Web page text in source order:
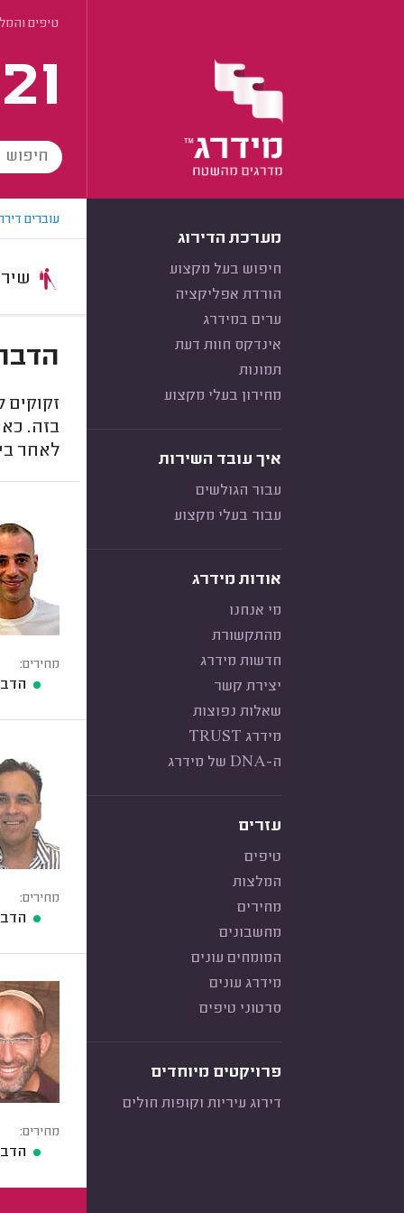
טיפים
מערכת הדירוג
חיפוש בעל מקצוע
הורדת אפליקציה
ערים במידרג
אינדקס חוות דעת
תמונות
מחירון בעלי מקצוע
איך עובד השירות
עבור הגולשים
עבור בעלי מקצוע
אודות מידרג
מי אנחנו
מהתקשורת
חדשות מידרג
יצירת קשר
שאלות נפוצות
מידרג TRUST
ה-DNA של מידרג
עזרים
טיפים
המלצות
מחירים
מחשבונים
המומחים עונים
מידרג עונים
סרטוני טיפים
פרויקטים מיוחדים
דירוג עיריות וקופות חולים
עוברים
בזה.
לאחר
מחירים:
מחירים:
מחירים: